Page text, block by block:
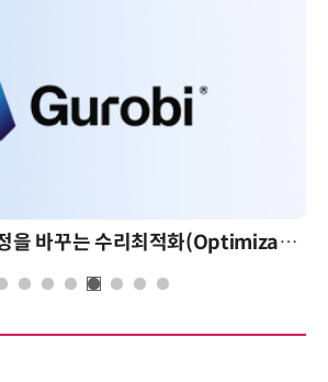
AI 시대의 의사결정을 바꾸는 수리최적화(Optimization): 실제 산업 적용 사례와 활용 전략